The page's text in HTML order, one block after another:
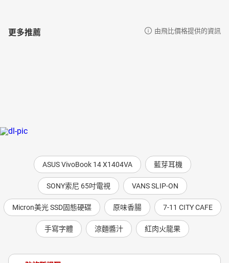
更多推薦 由飛比價格提供的資訊
ASUS VivoBook 14 X1404VA 藍芽耳機
SONY索尼 65吋電視 VANS SLIP-ON
Micron美光 SSD固態硬碟 原味香腸 7-11 CITY CAFE
手寫字體 涼麵醬汁 紅肉火龍果